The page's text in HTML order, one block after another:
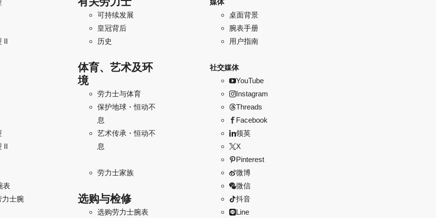
II
II
表
力士腕
可持续发展
皇冠背后
历史
体育、艺术及环
境
劳力士与体育
保护地球・恒动不
息
艺术传承・恒动不
息
劳力士家族
选购与检修
选购劳力士腕表
桌面背景
腕表手册
用户指南
社交媒体
YouTube
Instagram
Threads
Facebook
领英
X
Pinterest
微博
微信
抖音
Line